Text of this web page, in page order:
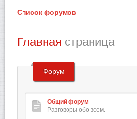
Список форумов
Главная страница
Форум
Общий форум
Разговоры обо всем.